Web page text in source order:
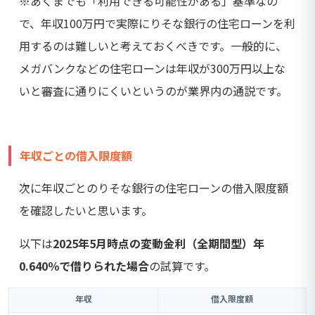
で、年収100万円で実際にりそな銀行の住宅ローンを利
用するのは難しいと考えておくべきです。一般的に、
メガバンクなどの住宅ローンは年収が300万円以上な
いと審査に通りにくいというのが業界内の通説です。
年収ごとの借入限度額
次に年収ごとのりそな銀行の住宅ローンの借入限度額
を確認したいと思います。
以下は2025年5月時点の変動金利（全期間型）年
0.640％で借りられた場合の試算です。
年収 借入限度額